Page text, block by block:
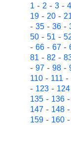
1- 2- 3- 4
19- 20-
- 35- 36-
50- 51-
- 66- 67-
81- 82-
- 97- 98-
110- 111-
- 123- 124
135- 136-
147- 148-
159- 160-